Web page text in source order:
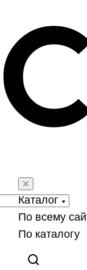
Каталог
По всему
По каталогу